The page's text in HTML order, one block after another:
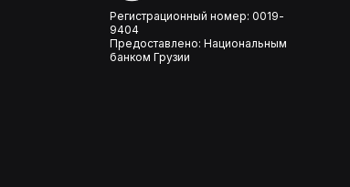
Регистрационный номер: 0019-
9404
Предоставлено: Национальным
банком Грузии